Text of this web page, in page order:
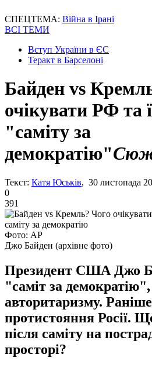
СПЕЦТЕМА: Війна в Ірані
ВСІ ТЕМИ
Вступ України в ЄС
Теракт в Барселоні
Байден vs
очікувати РФ та
"саміту за
демократію"
Текст: Катя Юськів, 30 листопада
0
391
Фото: АР
Джо Байден (архівне фото)
Президент США Джо
"саміт за
авторитаризму.
протистояння Росії.
після саміту на
просторі?